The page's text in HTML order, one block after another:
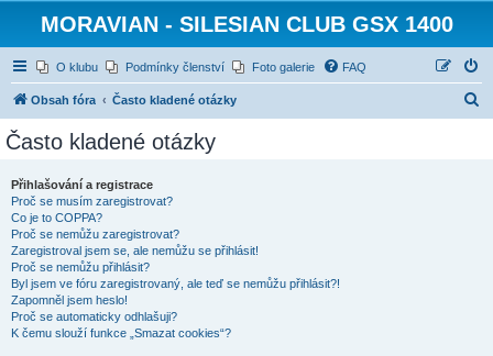
MORAVIAN - SILESIAN CLUB GSX 1400
O klubu Podmínky členství Foto galerie FAQ
Obsah fóra Často kladené otázky
Často kladené otázky
Přihlašování a registrace
Proč se musím zaregistrovat?
Co je to COPPA?
Proč se nemůžu zaregistrovat?
Zaregistroval jsem se, ale nemůžu se přihlásit!
Proč se nemůžu přihlásit?
Byl jsem ve fóru zaregistrovaný, ale teď se nemůžu přihlásit?!
Zapomněl jsem heslo!
Proč se automaticky odhlašuji?
K čemu slouží funkce „Smazat cookies“?